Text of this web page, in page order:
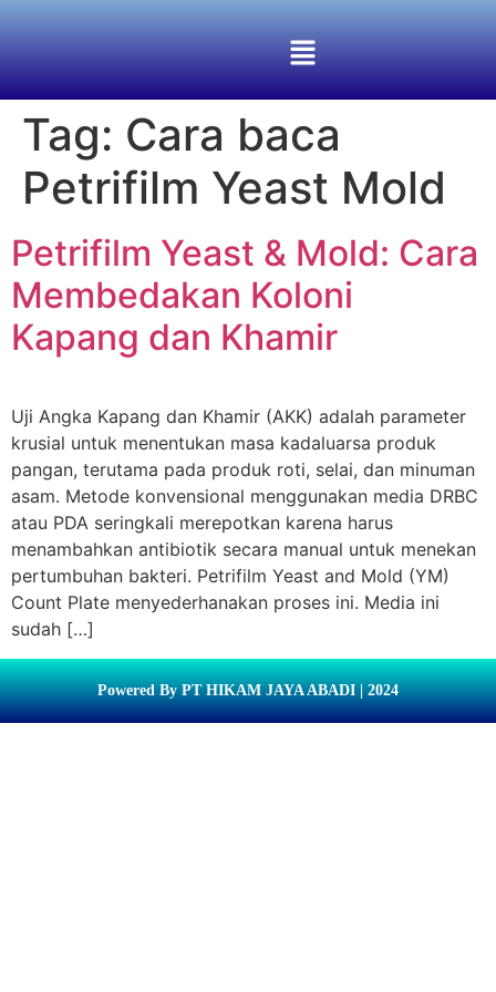
Tag: Cara baca
Petrifilm Yeast Mold
Petrifilm Yeast & Mold: Cara
Membedakan Koloni
Kapang dan Khamir
Uji Angka Kapang dan Khamir (AKK) adalah parameter
krusial untuk menentukan masa kadaluarsa produk
pangan, terutama pada produk roti, selai, dan minuman
asam. Metode konvensional menggunakan media DRBC
atau PDA seringkali merepotkan karena harus
menambahkan antibiotik secara manual untuk menekan
pertumbuhan bakteri. Petrifilm Yeast and Mold (YM)
Count Plate menyederhanakan proses ini. Media ini
sudah […]
Powered By PT HIKAM JAYA ABADI | 2024